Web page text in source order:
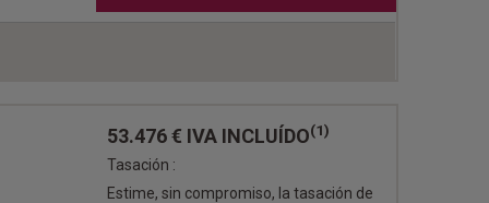
53.476 € IVA INCLUÍDO(1)
Tasación :
Estime, sin compromiso, la tasación de